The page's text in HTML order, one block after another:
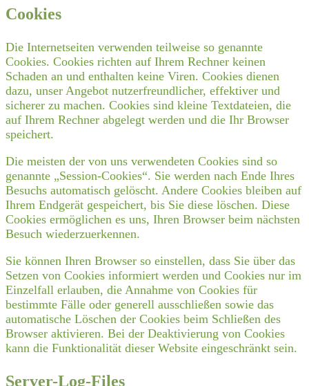
Cookies
Die Internetseiten verwenden teilweise so genannte
Cookies. Cookies richten auf Ihrem Rechner keinen
Schaden an und enthalten keine Viren. Cookies dienen
dazu, unser Angebot nutzerfreundlicher, effektiver und
sicherer zu machen. Cookies sind kleine Textdateien, die
auf Ihrem Rechner abgelegt werden und die Ihr Browser
speichert.
Die meisten der von uns verwendeten Cookies sind so
genannte „Session-Cookies“. Sie werden nach Ende Ihres
Besuchs automatisch gelöscht. Andere Cookies bleiben auf
Ihrem Endgerät gespeichert, bis Sie diese löschen. Diese
Cookies ermöglichen es uns, Ihren Browser beim nächsten
Besuch wiederzuerkennen.
Sie können Ihren Browser so einstellen, dass Sie über das
Setzen von Cookies informiert werden und Cookies nur im
Einzelfall erlauben, die Annahme von Cookies für
bestimmte Fälle oder generell ausschließen sowie das
automatische Löschen der Cookies beim Schließen des
Browser aktivieren. Bei der Deaktivierung von Cookies
kann die Funktionalität dieser Website eingeschränkt sein.
Server-Log-Files